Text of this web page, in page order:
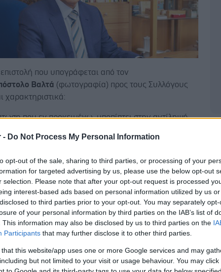
- Do Not Process My Personal Information
opt-out of the sale, sharing to third parties, or processing of your
for targeted advertising by us, please use the below opt-out
selection. Please note that after your opt-out request is processed
interest-based ads based on personal information utilized by us
to third parties prior to your opt-out. You may separately
of your personal information by third parties on the IAB’s list of
This information may also be disclosed by us to third parties on the
Participants that may further disclose it to other third parties.
that this website/app uses one or more Google services and may
but not limited to your visit or usage behaviour. You may
επιστολή που υπογράφεται από τον
Βαλτά (φωτογραφία) προς τους Συλλόγους
χαρακτηριστικά:
που εν προκειμένω, υποπίπτει στην αντίληψή
λειτουργούν, κάνουν χρήση των εν λόγω
σε διάθεση προϊόντων τους κατά τις ημέρες και
υποχρεωτικά κλειστά και απαγορεύεται να
το κοινό, οι Φαρμακευτικοί Σύλλογοι, θα πρέπει
άμεσα τη σχετική αναφορά μετά του
υλικού προς τον πρόεδρο του κατά τόπον
Συμβουλίου Φαρμακευτικών Συλλόγων,
στο Πειθαρχικό Συμβούλιο".